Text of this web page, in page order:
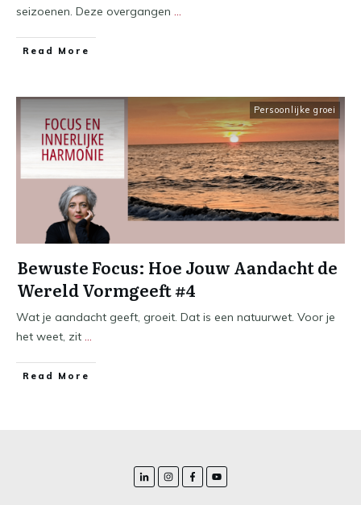
seizoenen. Deze overgangen ...
​Read More
Persoonlijke groei
Bewuste Focus: Hoe Jouw Aandacht de
Wereld Vormgeeft #4
Wat je aandacht geeft, groeit. Dat is een natuurwet. Voor je
het weet, zit ...
​Read More